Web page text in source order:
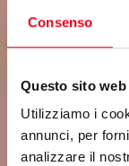
Consenso
Questo sito
Utilizziamo i
annunci, per
analizzare il